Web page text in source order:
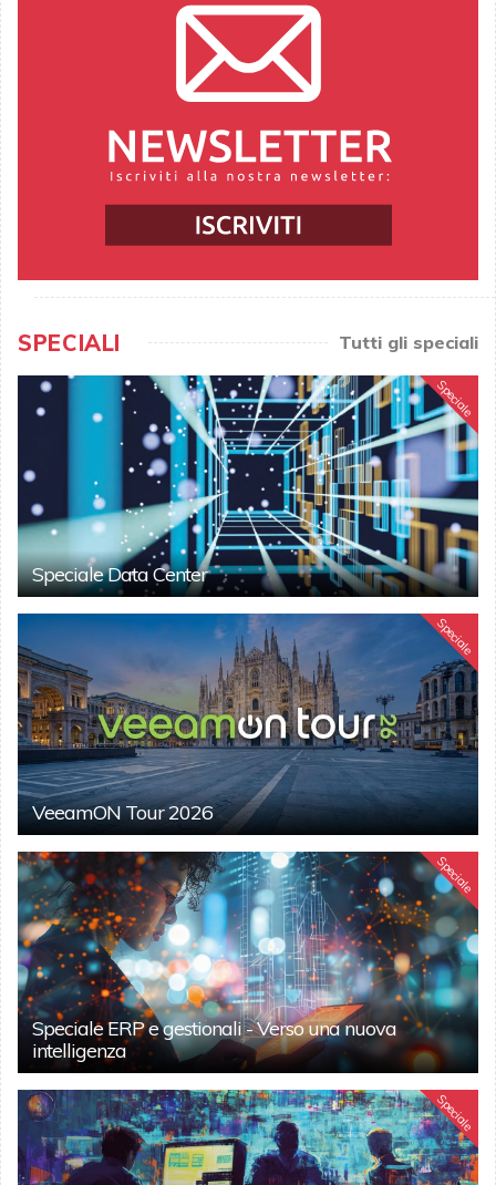
SPECIALI Tutti gli speciali
Speciale
Speciale Data Center
Speciale
VeeamON Tour 2026
Speciale
Speciale ERP e gestionali - Verso una nuova
intelligenza
Speciale